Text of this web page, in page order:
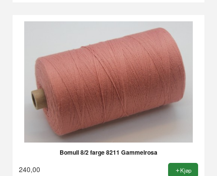
Bomull 8/2 farge 8211 Gammelrosa
240,00 Kjøp